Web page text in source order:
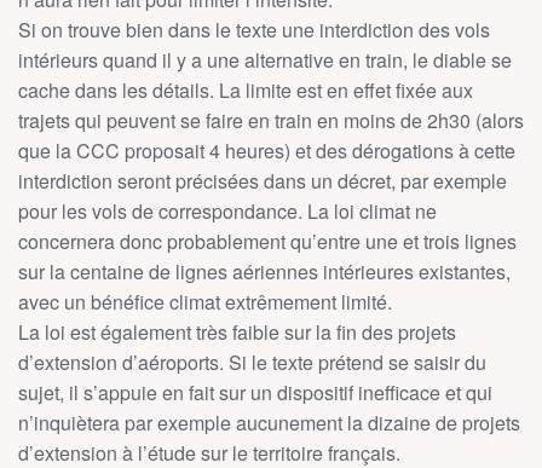
Si on trouve bien dans le texte une interdiction des vols
intérieurs quand il y a une alternative en train, le diable se
cache dans les détails. La limite est en effet fixée aux
trajets qui peuvent se faire en train en moins de 2h30 (alors
que la CCC proposait 4 heures) et des dérogations à cette
interdiction seront précisées dans un décret, par exemple
pour les vols de correspondance. La loi climat ne
concernera donc probablement qu’entre une et trois lignes
sur la centaine de lignes aériennes intérieures existantes,
avec un bénéfice climat extrêmement limité.
La loi est également très faible sur la fin des projets
d’extension d’aéroports. Si le texte prétend se saisir du
sujet, il s’appuie en fait sur un dispositif inefficace et qui
n’inquiètera par exemple aucunement la dizaine de projets
d’extension à l’étude sur le territoire français.